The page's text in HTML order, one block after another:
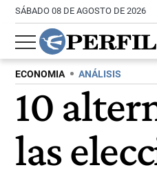
SÁBADO 08 DE AGOSTO DE 2026
ECONOMIA ANÁLISIS
10
las